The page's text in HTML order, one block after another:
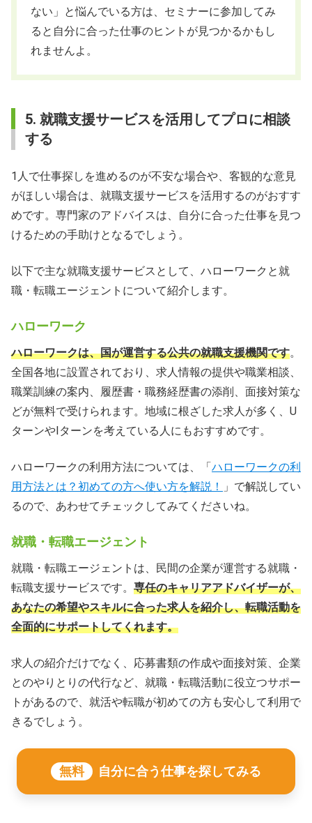
ない」と悩んでいる方は、セミナーに参加してみ
ると自分に合った仕事のヒントが見つかるかもし
れませんよ。
5. 就職支援サービスを活用してプロに相談
する
1人で仕事探しを進めるのが不安な場合や、客観的な意見
がほしい場合は、就職支援サービスを活用するのがおすす
めです。専門家のアドバイスは、自分に合った仕事を見つ
けるための手助けとなるでしょう。
以下で主な就職支援サービスとして、ハローワークと就
職・転職エージェントについて紹介します。
ハローワーク
ハローワークは、国が運営する公共の就職支援機関です。
全国各地に設置されており、求人情報の提供や職業相談、
職業訓練の案内、履歴書・職務経歴書の添削、面接対策な
どが無料で受けられます。地域に根ざした求人が多く、U
ターンやIターンを考えている人にもおすすめです。
ハローワークの利用方法については、「 ハローワークの利
用方法とは？初めての方へ使い方を解説！
」で解説してい
るので、あわせてチェックしてみてくださいね。
就職・転職エージェント
就職・転職エージェントは、民間の企業が運営する就職・
転職支援サービスです。 専任のキャリアアドバイザーが、
あなたの希望やスキルに合った求人を紹介し、転職活動を
全面的にサポートしてくれます。
求人の紹介だけでなく、応募書類の作成や面接対策、企業
とのやりとりの代行など、就職・転職活動に役立つサポー
トがあるので、就活や転職が初めての方も安心して利用で
きるでしょう。
無料 自分に合う仕事を探してみる